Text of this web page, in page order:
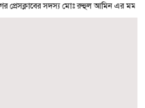
সদস্য মোঃ রুহুল আমিন এর মমতাময়ী